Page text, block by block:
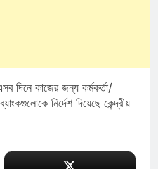
দিনে কাজের জন্য কর্মকর্তা/
নির্দেশ দিয়েছে কেন্দ্রীয়